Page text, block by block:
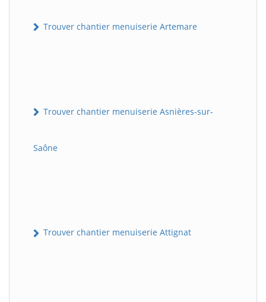
Trouver chantier menuiserie Artemare
Trouver chantier menuiserie Asnières-sur-
Saône
Trouver chantier menuiserie Attignat